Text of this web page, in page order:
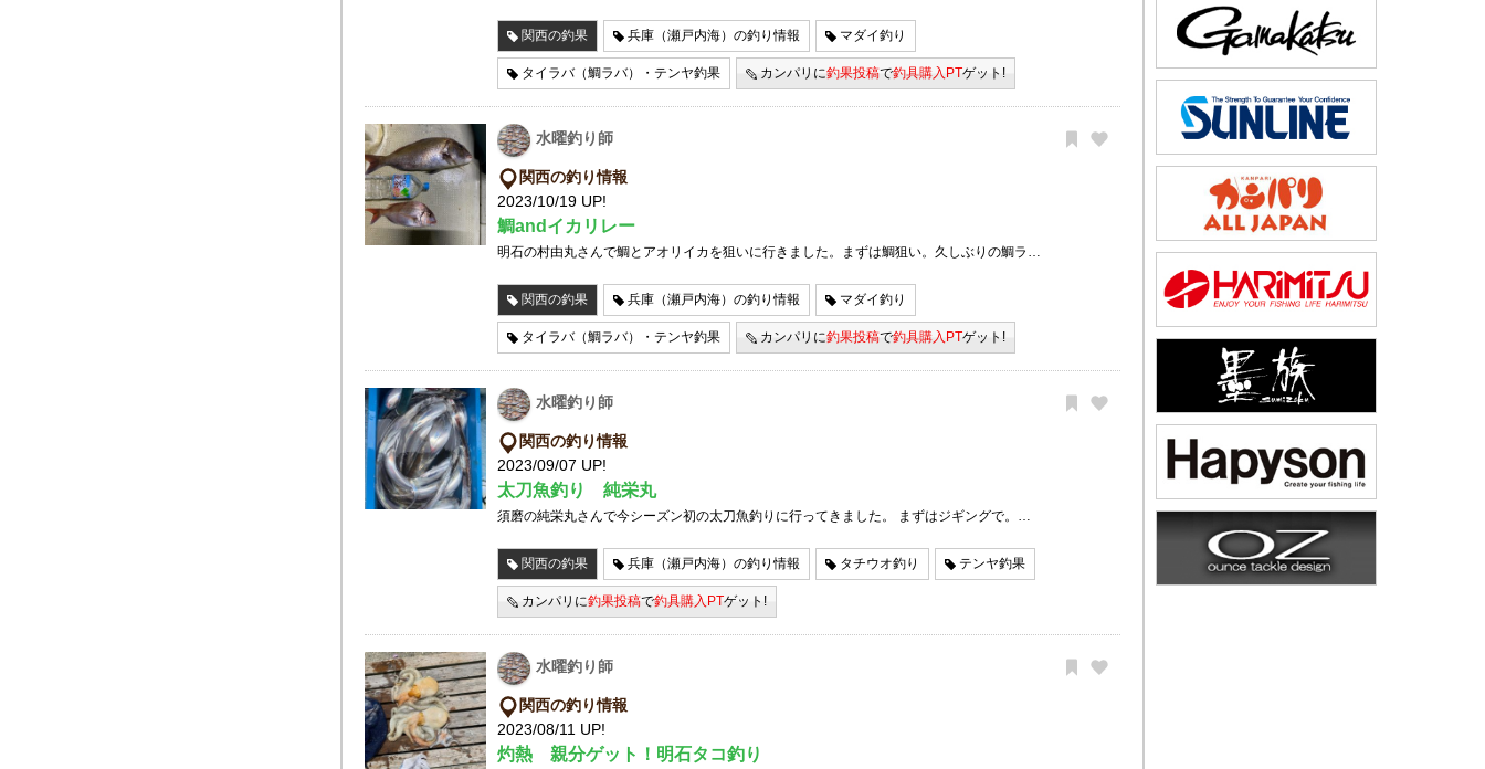
関西の釣果 兵庫（瀬戸内海）の釣り情報 マダイ釣り
タイラバ（鯛ラバ）・テンヤ釣果 カンパリに釣果投稿で釣具購入PTゲット!
水曜釣り師
関西の釣り情報
2023/10/19 UP!
鯛andイカリレー
明石の村由丸さんで鯛とアオリイカを狙いに行きました。まずは鯛狙い。久しぶりの鯛ラ…
関西の釣果 兵庫（瀬戸内海）の釣り情報 マダイ釣り
タイラバ（鯛ラバ）・テンヤ釣果 カンパリに釣果投稿で釣具購入PTゲット!
水曜釣り師
関西の釣り情報
2023/09/07 UP!
太刀魚釣り 純栄丸
須磨の純栄丸さんで今シーズン初の太刀魚釣りに行ってきました。 まずはジギングで。…
関西の釣果 兵庫（瀬戸内海）の釣り情報 タチウオ釣り テンヤ釣果
カンパリに釣果投稿で釣具購入PTゲット!
水曜釣り師
関西の釣り情報
2023/08/11 UP!
灼熱 親分ゲット！明石タコ釣り